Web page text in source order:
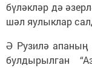
бүләкләр дә
шәл яулыклар
Ә Рузилә апаның
булдырылган